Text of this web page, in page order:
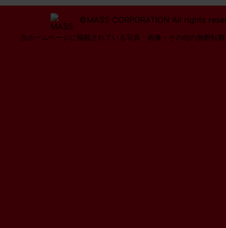
©MASS CORPORATION All rights
当ホームページに掲載されている写真・画像・その他の無断転